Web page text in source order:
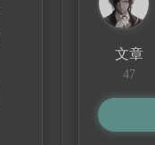
文章
47